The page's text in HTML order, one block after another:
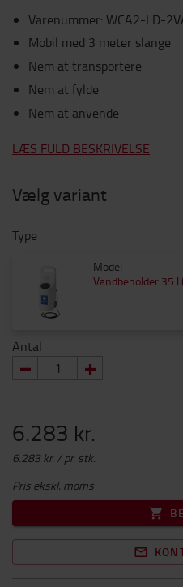
Varenummer: WCA2-LD-
Mobil med 3 meter slange
Nem at transportere
Nem at fylde
Nem at anvende
LÆS FULD BESKRIVELSE
Vælg variant
Type
Model
Vandbeholder 35
Antal
6.283 kr.
6.283 kr. / pr. stk.
Pris ekskl. moms